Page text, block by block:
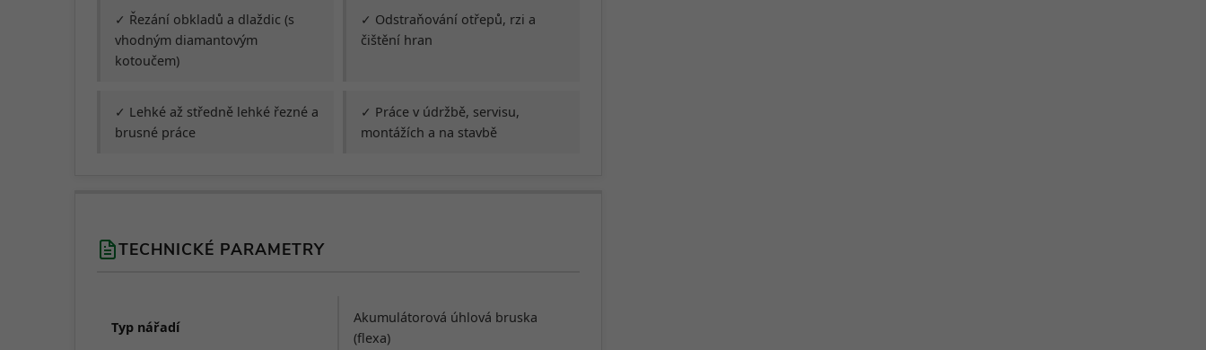
✓ Řezání obkladů a dlaždic (s
vhodným diamantovým
kotoučem)
✓ Odstraňování otřepů, rzi a
čištění hran
✓ Lehké až středně lehké řezné a
brusné práce
✓ Práce v údržbě, servisu,
montážích a na stavbě
TECHNICKÉ PARAMETRY
Typ nářadí
Akumulátorová úhlová bruska
(flexa)